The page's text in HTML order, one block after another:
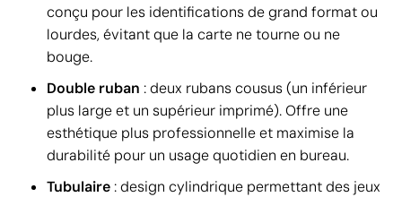
conçu pour les identifications de grand format ou
lourdes, évitant que la carte ne tourne ou ne
bouge.
Double ruban : deux rubans cousus (un inférieur
plus large et un supérieur imprimé). Offre une
esthétique plus professionnelle et maximise la
durabilité pour un usage quotidien en bureau.
Tubulaire : design cylindrique permettant des jeux